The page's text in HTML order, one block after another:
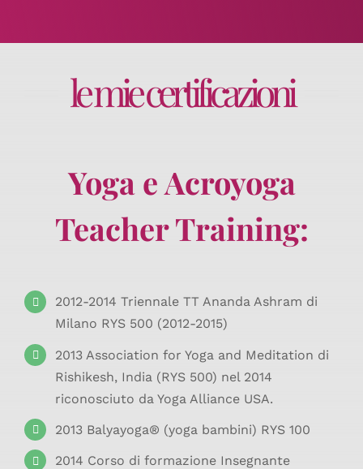
le mie certificazioni
Yoga e Acroyoga
Teacher Training:
2012-2014 Triennale TT Ananda Ashram di
Milano RYS 500 (2012-2015)
2013 Association for Yoga and Meditation di
Rishikesh, India (RYS 500) nel 2014
riconosciuto da Yoga Alliance USA.
2013 Balyayoga® (yoga bambini) RYS 100
2014 Corso di formazione Insegnante